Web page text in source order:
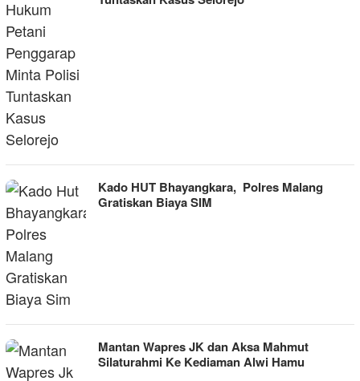
Kado HUT Bhayangkara, Polres Malang
Gratiskan Biaya SIM
Mantan Wapres JK dan Aksa Mahmut
Silaturahmi Ke Kediaman Alwi Hamu